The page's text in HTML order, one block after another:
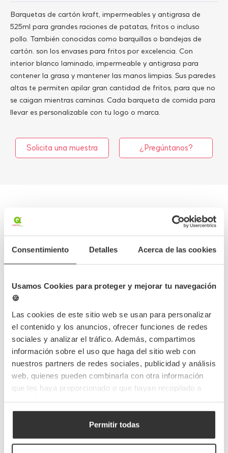
Consentimiento Detalles Acerca de las cookies
Usamos Cookies para proteger y mejorar tu navegación
🍪
Las cookies de este sitio web se usan para personalizar
el contenido y los anuncios, ofrecer funciones de redes
sociales y analizar el tráfico. Además, compartimos
información sobre el uso que haga del sitio web con
nuestros partners de redes sociales, publicidad y análisis
web, quienes pueden combinarla con otra información
que les haya proporcionado o que hayan recopilado a
Permitir todas
Barquetas de cartón kraft, impermeables y antigrasa de
525ml para grandes raciones de patatas, fritos o incluso
pollo. También conocidas como barquillas o bandejas de
cartón. son los envases para fritos por excelencia. Con
interior blanco laminado, impermeable y antigrasa para
contener la grasa y mantener las manos limpias. Sus paredes
altas te permiten apilar gran cantidad de fritos, para que no
se caigan mientras caminas. Cada barqueta de comida para
llevar es personalizable con tu logo o marca.
Solicita una muestra ¿Pregúntanos?
Más información
Detalles del producto
Preguntas frecuentes
Completa tu pedido